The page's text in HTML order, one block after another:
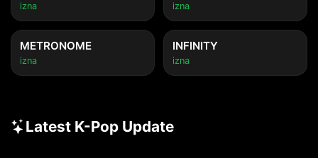
izna izna
METRONOME
izna
INFINITY
izna
Latest K-Pop Update